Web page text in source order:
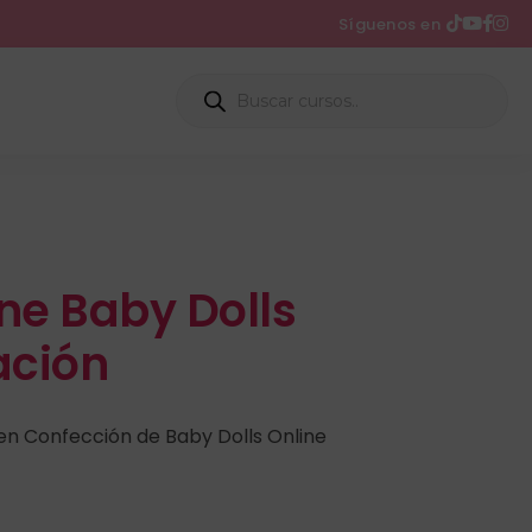
Síguenos en
Baby Dolls
Confección de Baby Dolls Online